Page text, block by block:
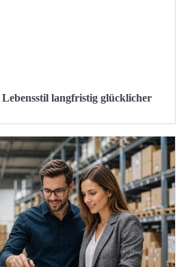
langfristig glücklicher